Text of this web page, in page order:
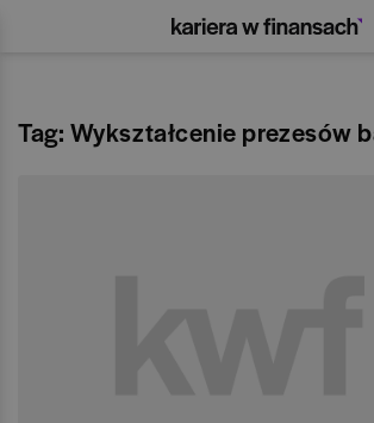
Tag: Wykształcenie prezesów